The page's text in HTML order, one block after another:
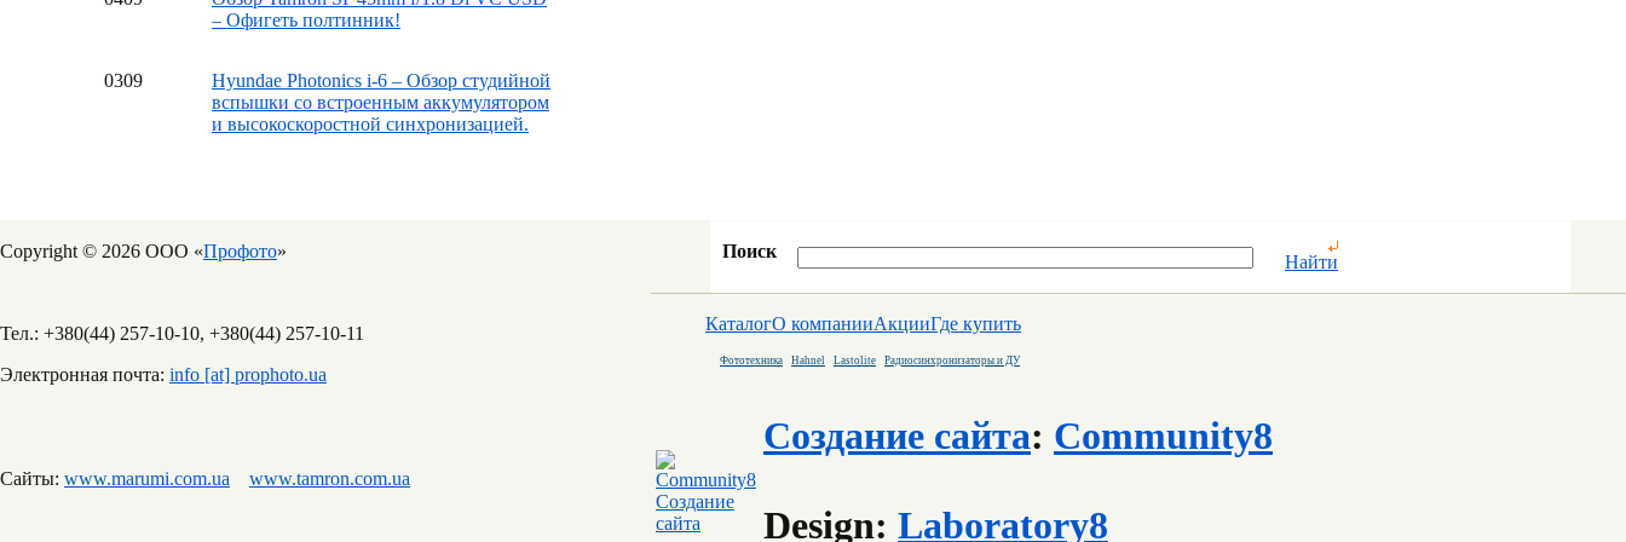
– Офигеть полтинник!
0309
Hyundae Photonics i-6 – Обзор студийной
вспышки со встроенным аккумулятором
и высокоскоростной синхронизацией.
Copyright © 2026 ООО «Профото»
Тел.: +380(44) 257-10-10, +380(44) 257-10-11
Электронная почта: info [at] prophoto.ua
Сайты: www.marumi.com.ua www.tamron.com.ua
Поиск
Найти
КаталогО компанииАкцииГде купить
Фототехника Hahnel Lastolite Радиосинхронизаторы и ДУ
Создание сайта: Community8
Design: Laboratory8